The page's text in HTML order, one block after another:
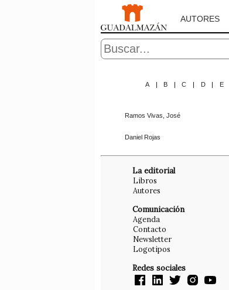
AUTORES
A | B | C | D | E
Ramos Vivas, José
Daniel Rojas
La editorial
Libros
Autores
Comunicación
Agenda
Contacto
Newsletter
Logotipos
Redes sociales